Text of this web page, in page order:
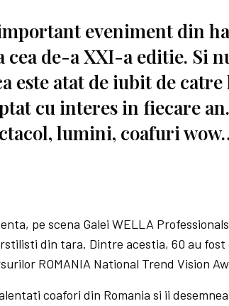
important eveniment din
cea de-a XXI-a editie. Si
este atat de iubit de
cu interes in fiecare
lumini, coafuri
pe scena Galei WELLA
din tara. Dintre acestia, 60 au
ROMANIA National Trend Vision
coafori din Romania si ii